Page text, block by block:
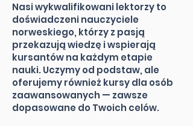
Nasi wykwalifikowani lektorzy to
doświadczeni nauczyciele
norweskiego, którzy z pasją
przekazują wiedzę i wspierają
kursantów na każdym etapie
nauki. Uczymy od podstaw, ale
oferujemy również kursy dla osób
zaawansowanych — zawsze
dopasowane do Twoich celów.